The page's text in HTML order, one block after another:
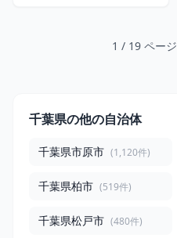
1 / 19 ページ
千葉県の他の自治体
千葉県市原市 (1,120件)
千葉県柏市 (519件)
千葉県松戸市 (480件)